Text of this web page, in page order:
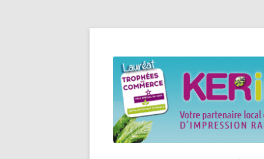
KERink